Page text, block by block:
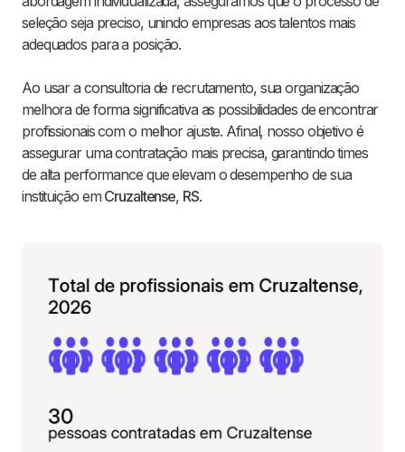
seleção seja preciso, unindo empresas aos talentos mais
adequados para a posição.
Ao usar a consultoria de recrutamento, sua organização
melhora de forma significativa as possibilidades de encontrar
profissionais com o melhor ajuste. Afinal, nosso objetivo é
assegurar uma contratação mais precisa, garantindo times
de alta performance que elevam o desempenho de sua
instituição em Cruzaltense, RS.